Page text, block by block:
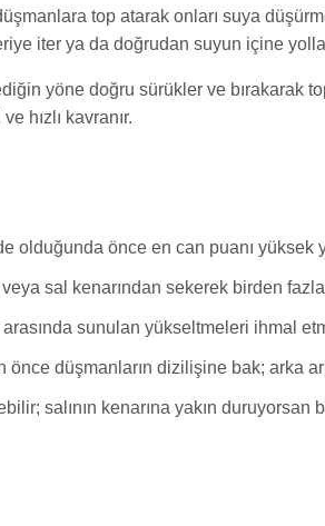
top atarak onları suya
iter ya da doğrudan suyun içine
yöne doğru sürükler ve bırakarak
hızlı kavranır.
olduğunda önce en can puanı
sal kenarından sekerek birden
sunulan yükseltmeleri ihmal
önce düşmanların dizilişine bak; arka
salının kenarına yakın